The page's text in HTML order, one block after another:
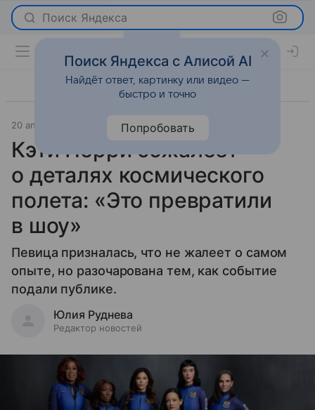
Поиск Яндекса
20 апреля 2025 Светская жизнь
Кэти Перри сожалеет
о деталях космического
полета: «Это превратили
в шоу»
Певица призналась, что не жалеет о самом
опыте, но разочарована тем, как событие
подали публике.
Юлия Руднева
Редактор новостей
Поиск Яндекса с Алисой AI
Найдёт ответ, картинку или видео —
быстро и точно
Попробовать